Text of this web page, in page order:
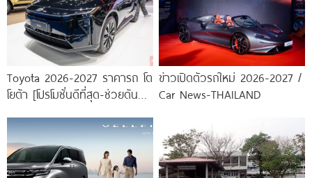
Toyota 2026-2027 ราคารถ โต
โยต้า [โปรโมชั่นดีที่สุด-ช่วยดันทุก
ข่าวเปิดตัวรถใหม่ 2026-2027 /
Car News-THAILAND